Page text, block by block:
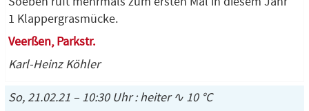
1 Klappergrasmücke.
Veerßen, Parkstr.
Karl-Heinz Köhler
So, 21.02.21 – 10:30 Uhr : heiter ∿ 10 °C